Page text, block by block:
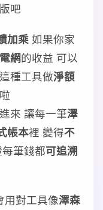
吧
加乘 如果你家
電網的收益 可以
這種工具做淨額
啦
來 讓每一筆澤
帳本裡 變得不
筆錢都可追溯
用對工具像澤森